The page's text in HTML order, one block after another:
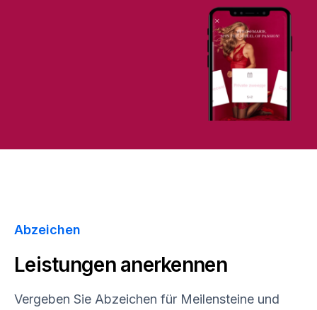
Abzeichen
Leistungen anerkennen
Vergeben Sie Abzeichen für Meilensteine und